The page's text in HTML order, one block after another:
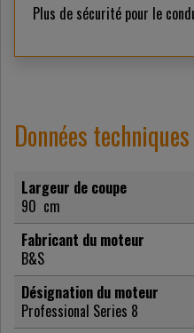
Plus de sécurité pour le
Données techniques
Largeur de coupe
90 cm
Fabricant du moteur
B&S
Désignation du moteur
Professional Series 8